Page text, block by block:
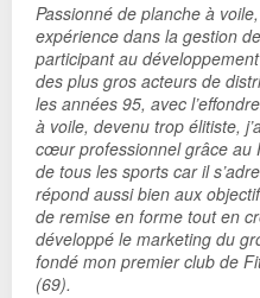
Passionné de planche à
expérience dans la gestion
participant au
des plus gros acteurs de
les années 95, avec
à voile, devenu trop élitiste,
cœur professionnel grâce au
de tous les sports car il
répond aussi bien aux
de remise en forme tout en
développé le marketing du
fondé mon premier club de
(69).